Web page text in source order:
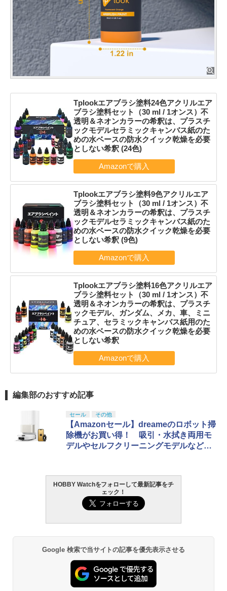
Tplookエアブラシ塗料24色アクリルエア
ブラシ塗料セット（30 ml / 1オンス）不
透明＆ネオンカラーの希釈は、プラスチ
ックモデルセラミックキャンバス紙のた
めの水ベースの防水クイック乾燥を必要
としない希釈 (24色)
Tplookエアブラシ塗料9色アクリルエア
ブラシ塗料セット（30 ml / 1オンス）不
透明＆ネオンカラーの希釈は、プラスチ
ックモデルセラミックキャンバス紙のた
めの水ベースの防水クイック乾燥を必要
としない希釈 (9色)
Tplookエアブラシ塗料16色アクリルエア
ブラシ塗料セット（30 ml / 1オンス）不
透明＆ネオンカラーの希釈は、プラスチ
ックモデル、ガンダム、メカ、車、ミニ
チュア、セラミックキャンバス紙用のた
めの水ベースの防水クイック乾燥を必要
としない希釈
編集部のおすすめ記事
セール その他
【Amazonセール】dreameのロボット掃
除機がお買い得！ 吸引・水拭き両用モ
デルやセルフクリーニングモデルなど登
HOBBY Watchをフォローして最新記事をチ
ェック！
Google 検索で当サイトの記事を優先表示させる